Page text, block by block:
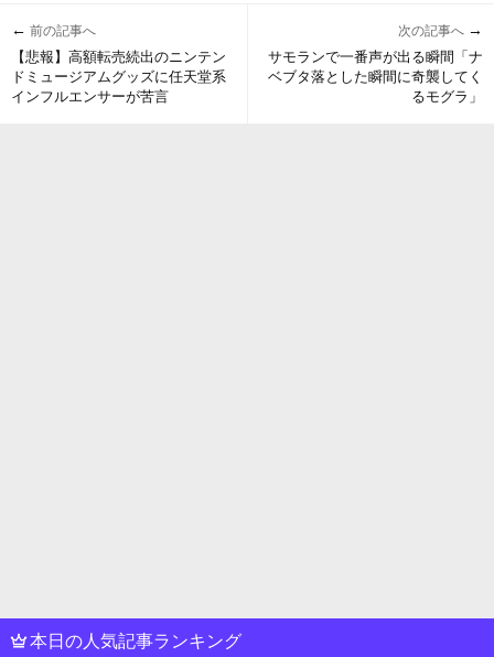
← 前の記事へ
【悲報】高額転売続出のニンテン
ドミュージアムグッズに任天堂系
インフルエンサーが苦言
次の記事へ →
サモランで一番声が出る瞬間「ナ
ベブタ落とした瞬間に奇襲してく
るモグラ」
本日の人気記事ランキング